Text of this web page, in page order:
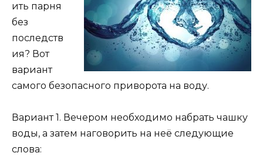
ить парня
без
последств
ия? Вот
вариант
самого безопасного приворота на воду.
Вариант 1. Вечером необходимо набрать чашку
воды, а затем наговорить на неё следующие
слова: